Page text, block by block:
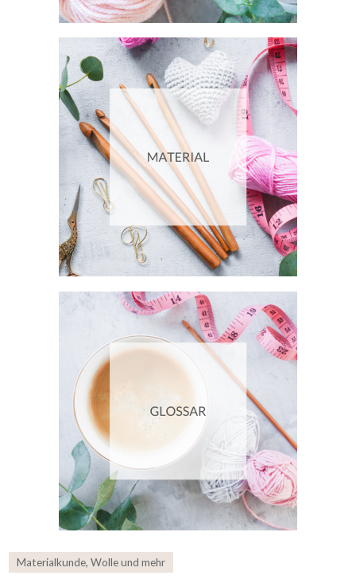
Materialkunde,Wolle und mehr